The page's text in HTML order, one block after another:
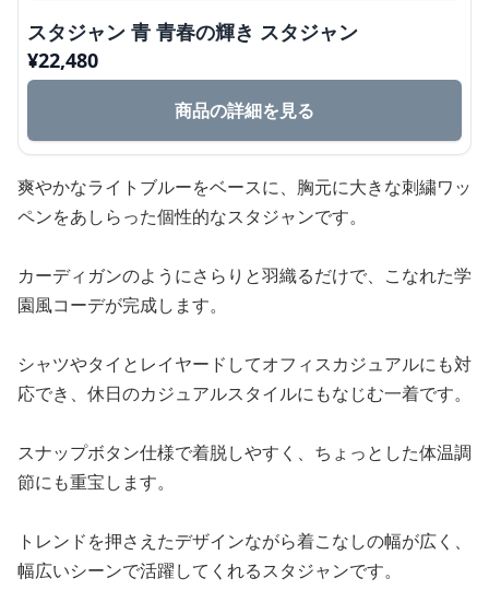
スタジャン 青 青春の輝き スタジャン
¥22,480
商品の詳細を見る
爽やかなライトブルーをベースに、胸元に大きな刺繍ワッ
ペンをあしらった個性的なスタジャンです。
カーディガンのようにさらりと羽織るだけで、こなれた学
園風コーデが完成します。
シャツやタイとレイヤードしてオフィスカジュアルにも対
応でき、休日のカジュアルスタイルにもなじむ一着です。
スナップボタン仕様で着脱しやすく、ちょっとした体温調
節にも重宝します。
トレンドを押さえたデザインながら着こなしの幅が広く、
幅広いシーンで活躍してくれるスタジャンです。